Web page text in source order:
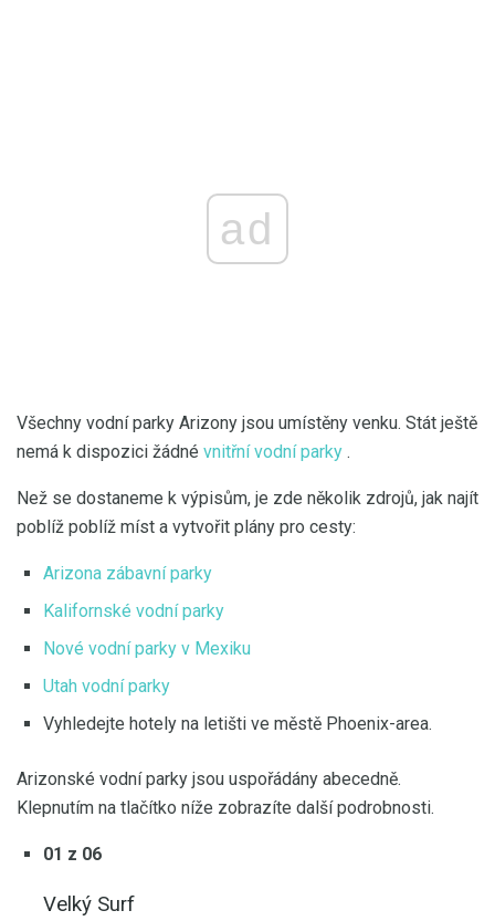
ad
Všechny vodní parky Arizony jsou umístěny venku. Stát ještě
nemá k dispozici žádné vnitřní vodní parky .
Než se dostaneme k výpisům, je zde několik zdrojů, jak najít
poblíž poblíž míst a vytvořit plány pro cesty:
Arizona zábavní parky
Kalifornské vodní parky
Nové vodní parky v Mexiku
Utah vodní parky
Vyhledejte hotely na letišti ve městě Phoenix-area.
Arizonské vodní parky jsou uspořádány abecedně.
Klepnutím na tlačítko níže zobrazíte další podrobnosti.
01 z 06
Velký Surf